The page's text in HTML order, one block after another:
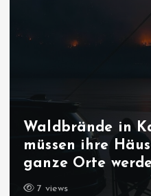
Waldbrände in
müssen ihre
ganze Orte
7 views